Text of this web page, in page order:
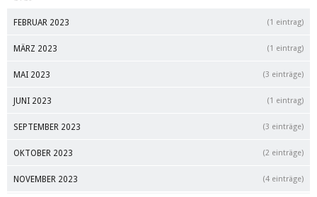
FEBRUAR 2023 (1 eintrag)
MÄRZ 2023 (1 eintrag)
MAI 2023 (3 einträge)
JUNI 2023 (1 eintrag)
SEPTEMBER 2023 (3 einträge)
OKTOBER 2023 (2 einträge)
NOVEMBER 2023 (4 einträge)